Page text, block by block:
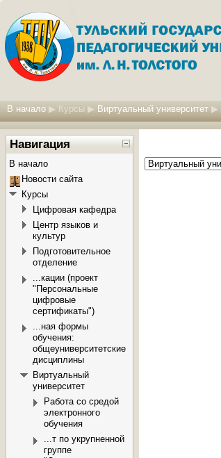
В начало ▶ Курсы ▶ Виртуальный университет ▶
Навигация
В начало
Новости сайта
Курсы
Цифровая кафедра
Центр языков и
культур
Подготовительное
отделение
...кации (проект
"Персональные
цифровые
сертификаты")
...ная формы
обучения:
общеуниверситетские
дисциплины
Виртуальный
университет
Работа со средой
электронного
обучения
...т по укрупненной
группе